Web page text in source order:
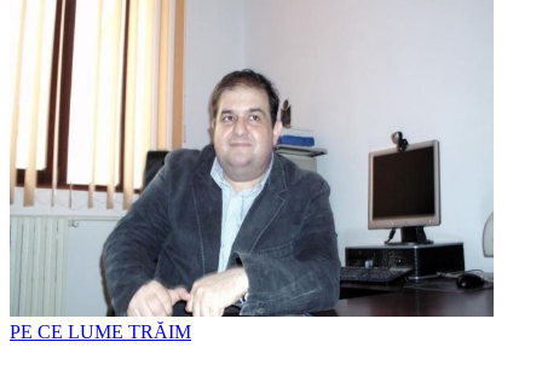
PE CE LUME TRĂIM